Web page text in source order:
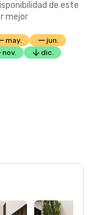
de este
mejor
may.
jun.
nov. dic.